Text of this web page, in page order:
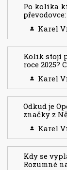
Po kolika
Karel
Kolik stojí
roce 2025?
Karel
Odkud je
značky z
Karel
Kdy se
Rozumné